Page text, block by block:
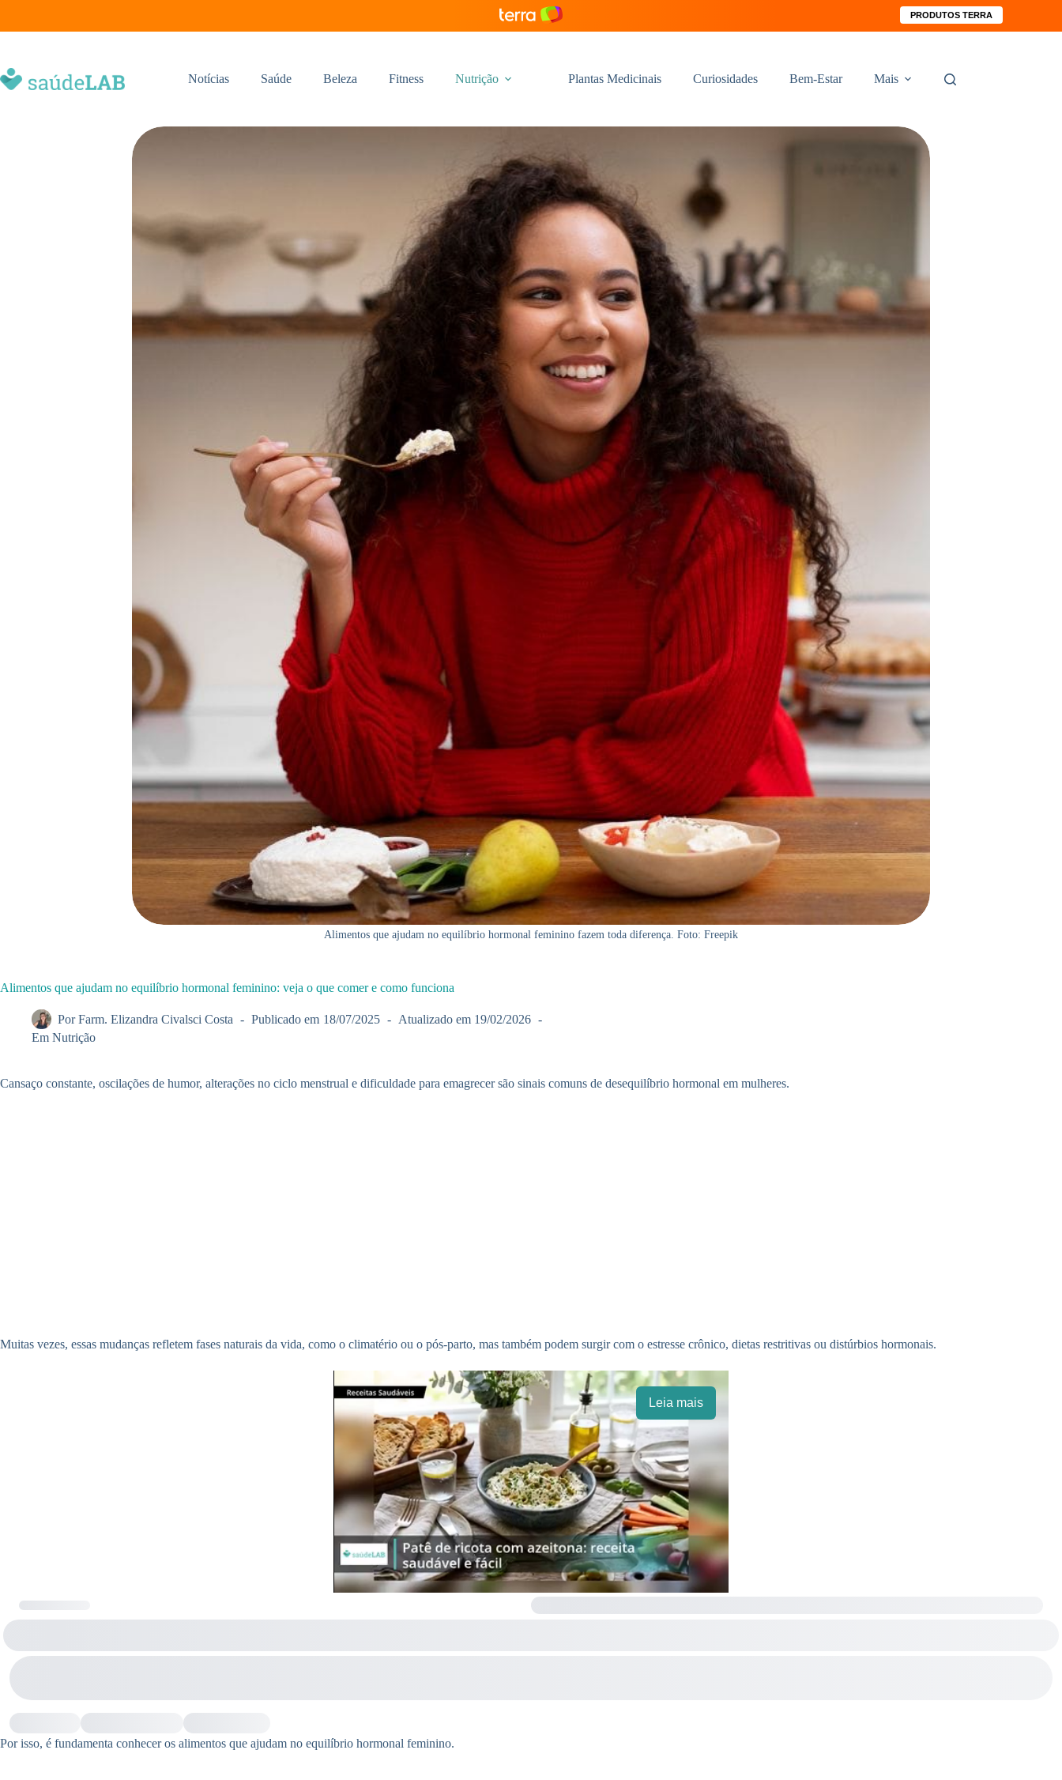
PRODUTOS TERRA
Notícias Saúde Beleza Fitness Nutrição Plantas Medicinais Curiosidades Bem-Estar Mais
Alimentos que ajudam no equilíbrio hormonal feminino fazem toda diferença. Foto: Freepik
Alimentos que ajudam no equilíbrio hormonal feminino: veja o que comer e como funciona
Por Farm. Elizandra Civalsci Costa Publicado em 18/07/2025 Atualizado em 19/02/2026
Em Nutrição
Cansaço constante, oscilações de humor, alterações no ciclo menstrual e dificuldade para emagrecer são sinais comuns de desequilíbrio hormonal em mulheres.
Muitas vezes, essas mudanças refletem fases naturais da vida, como o climatério ou o pós-parto, mas também podem surgir com o estresse crônico, dietas restritivas ou distúrbios hormonais.
Leia mais
Por isso, é fundamenta conhecer os alimentos que ajudam no equilíbrio hormonal feminino.